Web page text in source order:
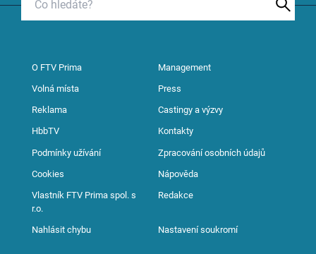
O FTV Prima Management
Volná místa Press
Reklama Castingy a výzvy
HbbTV Kontakty
Podmínky užívání Zpracování osobních údajů
Cookies Nápověda
Vlastník FTV Prima spol. s
r.o.
Redakce
Nahlásit chybu Nastavení soukromí